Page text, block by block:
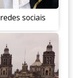
sociais